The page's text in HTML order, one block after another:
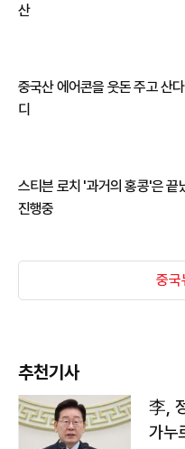
산
중국산 에어콘을 웃돈 주고 산
디
스티븐 로치 '과거의 홍콩'은 끝
진행중
중국
추천기사
李,
가누